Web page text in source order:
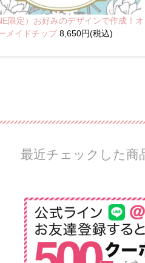
限定）お好みのデザインで作成！オ
メイドチップ8,650円(税込)
最近チェックした商